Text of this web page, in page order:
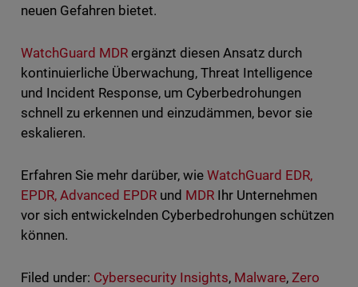
neuen Gefahren bietet.
WatchGuard MDRergänzt diesen Ansatz durch
kontinuierliche Überwachung, Threat Intelligence
und Incident Response, um Cyberbedrohungen
schnell zu erkennen und einzudämmen, bevor sie
eskalieren.
Erfahren Sie mehr darüber, wie WatchGuard EDR,
EPDR, Advanced EPDRund MDRIhr Unternehmen
vor sich entwickelnden Cyberbedrohungen schützen
können.
Filed under: Cybersecurity Insights, Malware,Zero